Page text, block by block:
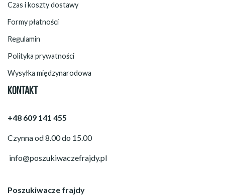
Czas i koszty dostawy
Formy płatności
Regulamin
Polityka prywatności
Wysyłka międzynarodowa
KONTAKT
+48 609 141 455
Czynna od 8.00 do 15.00
info@poszukiwaczefrajdy.pl
Poszukiwacze frajdy